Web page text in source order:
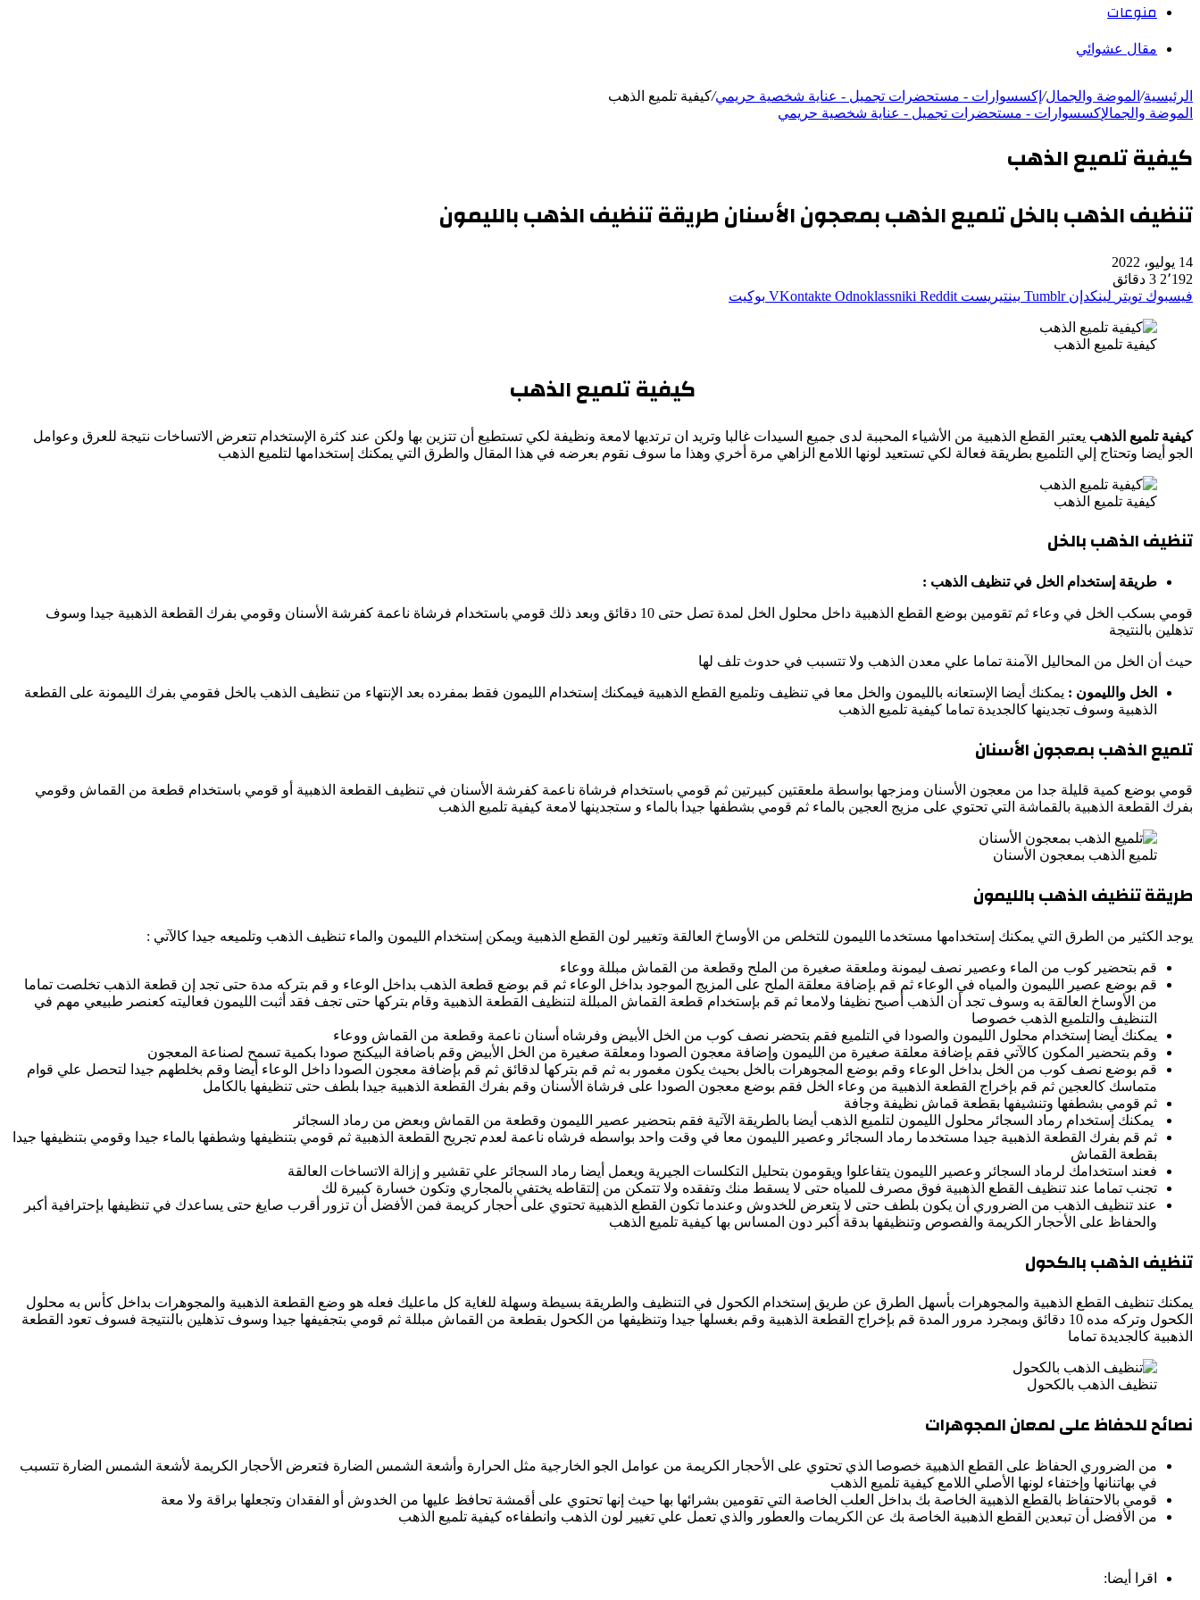
منوعات
مقال عشوائي
الرئيسية/ الموضة والجمال/ إكسسوارات - مستحضرات تجميل - عناية شخصية حريمي/كيفية تلميع الذهب
الموضة والجمالإكسسوارات - مستحضرات تجميل - عناية شخصية حريمي
كيفية تلميع الذهب
تنظيف الذهب بالخل تلميع الذهب بمعجون الأسنان طريقة تنظيف الذهب بالليمون
14 يوليو، 2022
2٬192 3 دقائق
فيسبوك تويتر لينكدإن بينتيريست Odnoklassniki بوكيت
كيفية تلميع الذهب
كيفية تلميع الذهب
كيفية تلميع الذهب يعتبر القطع الذهبية من الأشياء المحببة لدى جميع السيدات غالبا وتريد ان ترتديها لامعة ونظيفة لكي تستطيع أن تتزين بها ولكن عند كثرة الإستخدام تتعرض الاتساخات نتيجة للعرق وعوامل
الجو أيضا وتحتاج إلي التلميع بطريقة فعالة لكي تستعيد لونها اللامع الزاهي مرة أخري وهذا ما سوف نقوم بعرضه في هذا المقال والطرق التي يمكنك إستخدامها لتلميع الذهب
كيفية تلميع الذهب
تنظيف الذهب بالخل
طريقة إستخدام الخل في تنظيف الذهب :
قومي بسكب الخل في وعاء ثم تقومين بوضع القطع الذهبية داخل محلول الخل لمدة تصل حتى 10 دقائق وبعد ذلك قومي باستخدام فرشاة ناعمة كفرشة الأسنان وقومي بفرك القطعة الذهبية جيدا وسوف
تذهلين بالنتيجة
حيث أن الخل من المحاليل الآمنة تماما علي معدن الذهب ولا تتسبب في حدوث تلف لها
الخل والليمون : يمكنك أيضا الإستعانه بالليمون والخل معا في تنظيف وتلميع القطع الذهبية فيمكنك إستخدام الليمون فقط بمفرده بعد الإنتهاء من تنظيف الذهب بالخل فقومي بفرك الليمونة على القطعة
الذهبية وسوف تجدينها كالجديدة تماما كيفية تلميع الذهب
تلميع الذهب بمعجون الأسنان
قومي بوضع كمية قليلة جدا من معجون الأسنان ومزجها بواسطة ملعقتين كبيرتين ثم قومي باستخدام فرشاة ناعمة كفرشة الأسنان في تنظيف القطعة الذهبية أو قومي باستخدام قطعة من القماش وقومي
بفرك القطعة الذهبية بالقماشة التي تحتوي على مزيج العجين بالماء ثم قومي بشطفها جيدا بالماء و ستجدينها لامعة كيفية تلميع الذهب
تلميع الذهب بمعجون الأسنان
طريقة تنظيف الذهب بالليمون
يوجد الكثير من الطرق التي يمكنك إستخدامها مستخدما الليمون للتخلص من الأوساخ العالقة وتغيير لون القطع الذهبية ويمكن إستخدام الليمون والماء تنظيف الذهب وتلميعه جيدا كالآتي :
قم بتحضير كوب من الماء وعصير نصف ليمونة وملعقة صغيرة من الملح وقطعة من القماش مبللة ووعاء
قم بوضع عصير الليمون والمياه في الوعاء ثم قم بإضافة معلقة الملح على المزيج الموجود بداخل الوعاء ثم قم بوضع قطعة الذهب بداخل الوعاء و قم بتركه مدة حتى تجد إن قطعة الذهب تخلصت تماما
من الأوساخ العالقة به وسوف تجد أن الذهب أصبح نظيفا ولامعا ثم قم بإستخدام قطعة القماش المبللة لتنظيف القطعة الذهبية وقام بتركها حتى تجف فقد أثبت الليمون فعاليته كعنصر طبيعي مهم في
التنظيف والتلميع الذهب خصوصا
يمكنك أيضا إستخدام محلول الليمون والصودا في التلميع فقم بتحضر نصف كوب من الخل الأبيض وفرشاه أسنان ناعمة وقطعة من القماش ووعاء
وقم بتحضير المكون كالآتي فقم بإضافة معلقة صغيرة من الليمون وإضافة معجون الصودا ومعلقة صغيرة من الخل الأبيض وقم باضافة البيكنج صودا بكمية تسمح لصناعة المعجون
قم بوضع نصف كوب من الخل بداخل الوعاء وقم بوضع المجوهرات بالخل بحيث يكون مغمور به ثم قم بتركها لدقائق ثم قم بإضافة معجون الصودا داخل الوعاء أيضا وقم بخلطهم جيدا لتحصل علي قوام
متماسك كالعجين ثم قم بإخراج القطعة الذهبية من وعاء الخل فقم بوضع معجون الصودا على فرشاة الأسنان وقم بفرك القطعة الذهبية جيدا بلطف حتى تنظيفها بالكامل
ثم قومي بشطفها وتنشيفها بقطعة قماش نظيفة وجافة
يمكنك إستخدام رماد السجائر محلول الليمون لتلميع الذهب أيضا بالطريقة الآتية فقم بتحضير عصير الليمون وقطعة من القماش وبعض من رماد السجائر
ثم قم بفرك القطعة الذهبية جيدا مستخدما رماد السجائر وعصير الليمون معا في وقت واحد بواسطه فرشاه ناعمة لعدم تجريح القطعة الذهبية ثم قومي بتنظيفها وشطفها بالماء جيدا وقومي بتنظيفها جيدا
بقطعة القماش
فعند استخدامك لرماد السجائر وعصير الليمون يتفاعلوا ويقومون بتحليل التكلسات الجيرية ويعمل أيضا رماد السجائر علي تقشير و إزالة الاتساخات العالقة
تجنب تماما عند تنظيف القطع الذهبية فوق مصرف للمياه حتى لا يسقط منك وتفقده ولا تتمكن من إلتقاطه يختفي بالمجاري وتكون خسارة كبيرة لك
عند تنظيف الذهب من الضروري أن يكون بلطف حتى لا يتعرض للخدوش وعندما تكون القطع الذهبية تحتوي على أحجار كريمة فمن الأفضل أن تزور أقرب صايغ حتى يساعدك في تنظيفها بإحترافية أكبر
والحفاظ على الأحجار الكريمة والفصوص وتنظيفها بدقة أكبر دون المساس بها كيفية تلميع الذهب
تنظيف الذهب بالكحول
يمكنك تنظيف القطع الذهبية والمجوهرات بأسهل الطرق عن طريق إستخدام الكحول في التنظيف والطريقة بسيطة وسهلة للغاية كل ماعليك فعله هو وضع القطعة الذهبية والمجوهرات بداخل كأس به محلول
الكحول وتركه مده 10 دقائق وبمجرد مرور المدة قم بإخراج القطعة الذهبية وقم بغسلها جيدا وتنظيفها من الكحول بقطعة من القماش مبللة ثم قومي بتجفيفها جيدا وسوف تذهلين بالنتيجة فسوف تعود القطعة
الذهبية كالجديدة تماما
تنظيف الذهب بالكحول
نصائح للحفاظ على لمعان المجوهرات
من الضروري الحفاظ على القطع الذهبية خصوصا الذي تحتوي على الأحجار الكريمة من عوامل الجو الخارجية مثل الحرارة وأشعة الشمس الضارة فتعرض الأحجار الكريمة لأشعة الشمس الضارة تتسبب
في بهاتنانها وإختفاء لونها الأصلي اللامع كيفية تلميع الذهب
قومي بالاحتفاظ بالقطع الذهبية الخاصة بك بداخل العلب الخاصة التي تقومين بشرائها بها حيث إنها تحتوي على أقمشة تحافظ عليها من الخدوش أو الفقدان وتجعلها براقة ولا معة
من الأفضل أن تبعدين القطع الذهبية الخاصة بك عن الكريمات والعطور والذي تعمل علي تغيير لون الذهب وانطفاءه كيفية تلميع الذهب
اقرا أيضا: